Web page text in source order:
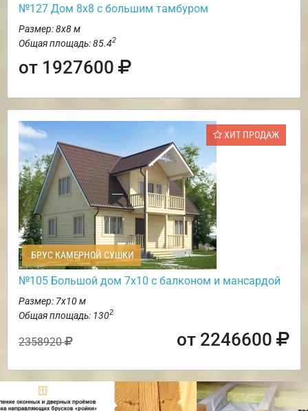
№127 Дом 8х8 с большим тамбуром
Размер: 8х8 м
Общая площадь: 85.42
от 1927600
ХИТ ПРОДАЖ
БРУС КАМЕРНОЙ СУШКИ
№105 Большой дом 7х10 с балконом и мансардой
Размер: 7х10 м
Общая площадь: 1302
2358920 от 2246600